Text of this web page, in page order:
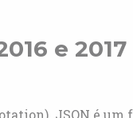
e 2017
JSON é